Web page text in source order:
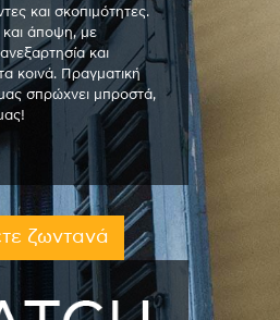
και σκοπιμότητες.
και άποψη, με
ανεξαρτησία και
κοινά. Πραγματική
σπρώχνει μπροστά,
ζωντανά